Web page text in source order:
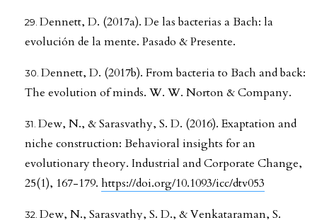
Dennett, D. (2017a). De las bacterias a Bach: la
evolución de la mente. Pasado & Presente.
Dennett, D. (2017b). From bacteria to Bach and back:
The evolution of minds. W. W. Norton & Company.
Dew, N., & Sarasvathy, S. D. (2016). Exaptation and
niche construction: Behavioral insights for an
evolutionary theory. Industrial and Corporate Change,
25(1), 167-179. https://doi.org/10.1093/icc/dtv053
Dew, N., Sarasvathy, S. D., & Venkataraman, S.